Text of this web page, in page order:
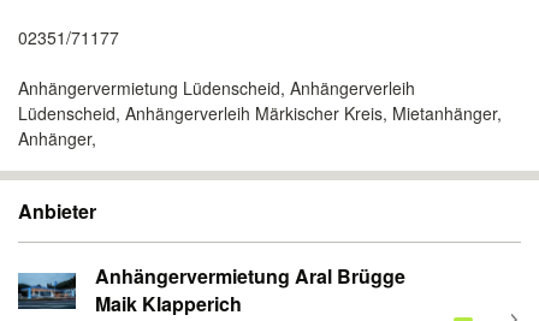
02351/71177
Anhängervermietung Lüdenscheid, Anhängerverleih
Lüdenscheid, Anhängerverleih Märkischer Kreis, Mietanhänger,
Anhänger,
Anbieter
Anhängervermietung Aral Brügge
Maik Klapperich